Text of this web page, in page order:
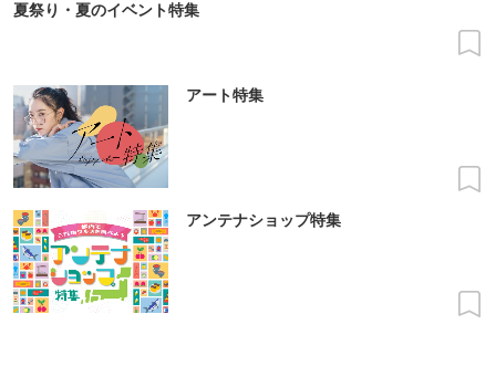
夏祭り・夏のイベント特集
アート特集
アンテナショップ特集